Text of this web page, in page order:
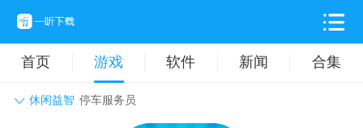
首页 游戏 软件 新闻 合集
休闲益智 停车服务员